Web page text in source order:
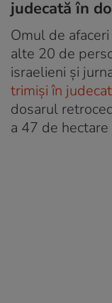
judecată în
Omul de
alte 20 de
israelieni şi
trimişi în
dosarul
a 47 de hectare